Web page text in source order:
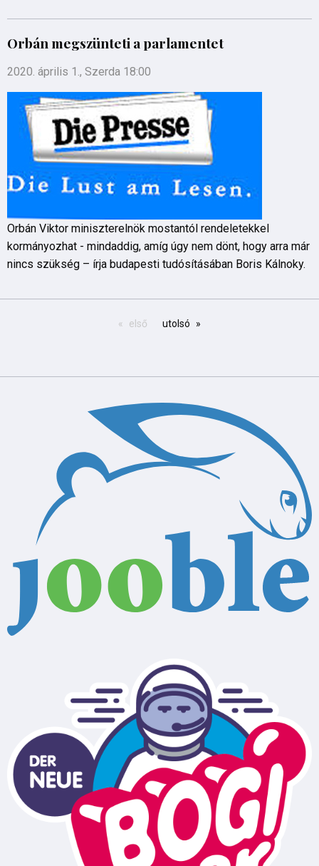
Orbán megszünteti a parlamentet
2020. április 1., Szerda 18:00
Orbán Viktor miniszterelnök mostantól rendeletekkel
kormányozhat - mindaddig, amíg úgy nem dönt, hogy arra már
nincs szükség – írja budapesti tudósításában Boris Kálnoky.
első utolsó